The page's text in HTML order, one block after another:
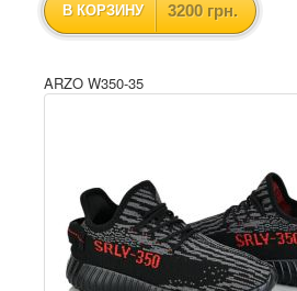
В КОРЗИНУ 3200 грн.
ARZO W350-35